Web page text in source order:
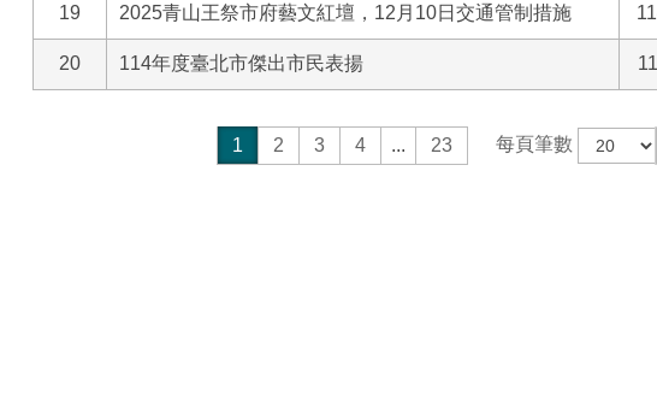
19 2025青山王祭市府藝文紅壇，12月10日交通管制措施
20 114年度臺北市傑出市民表揚
1 2 3 4 ... 23 每頁筆數